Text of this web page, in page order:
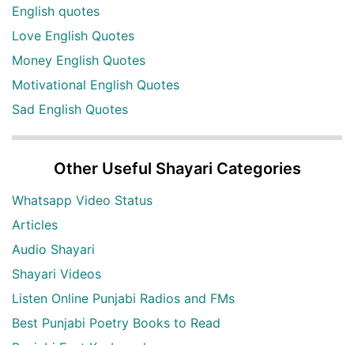
English quotes
Love English Quotes
Money English Quotes
Motivational English Quotes
Sad English Quotes
Other Useful Shayari Categories
Whatsapp Video Status
Articles
Audio Shayari
Shayari Videos
Listen Online Punjabi Radios and FMs
Best Punjabi Poetry Books to Read